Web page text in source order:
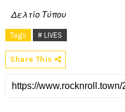
Δελτίο Τύπου
Tags # LIVES
Share This